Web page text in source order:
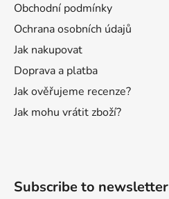
Obchodní podmínky
Ochrana osobních údajů
Jak nakupovat
Doprava a platba
Jak ověřujeme recenze?
Jak mohu vrátit zboží?
Subscribe to newsletter